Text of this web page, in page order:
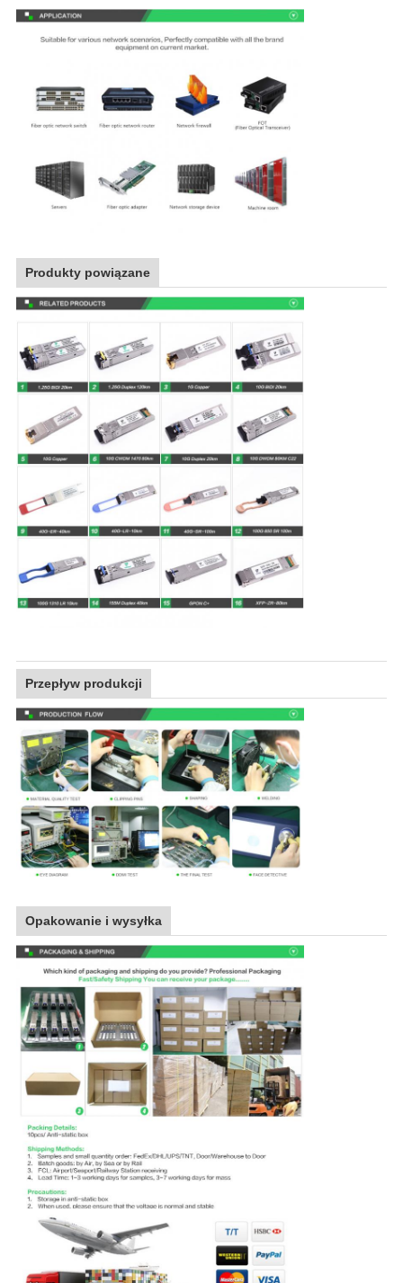
Produkty powiązane
Przepływ produkcji
Opakowanie i wysyłka